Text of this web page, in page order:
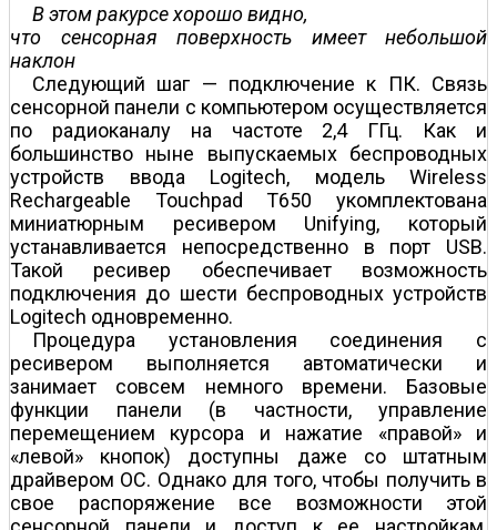
В этом ракурсе хорошо видно,
что сенсорная поверхность имеет небольшой
наклон
Следующий шаг — подключение к ПК. Связь
сенсорной панели с компьютером осуществляется
по радиоканалу на частоте 2,4 ГГц. Как и
большинство ныне выпускаемых беспроводных
устройств ввода Logitech, модель Wireless
Rechargeable Touchpad T650 укомплектована
миниатюрным ресивером Unifying, который
устанавливается непосредственно в порт USB.
Такой ресивер обеспечивает возможность
подключения до шести беспроводных устройств
Logitech одновременно.
Процедура установления соединения с
ресивером выполняется автоматически и
занимает совсем немного времени. Базовые
функции панели (в частности, управление
перемещением курсора и нажатие «правой» и
«левой» кнопок) доступны даже со штатным
драйвером ОС. Однако для того, чтобы получить в
свое распоряжение все возможности этой